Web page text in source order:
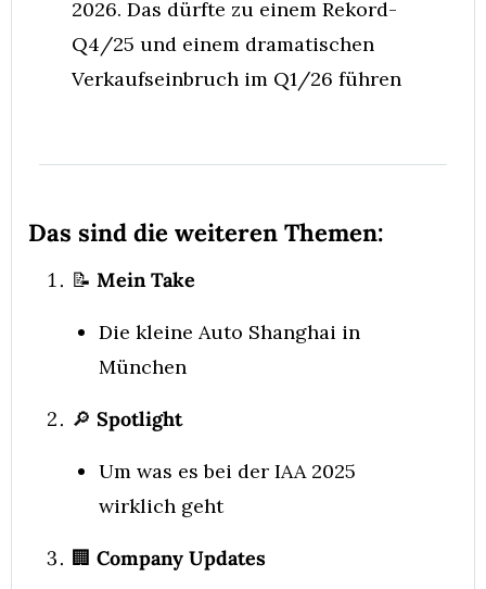
2026. Das dürfte zu einem Rekord-
Q4/25 und einem dramatischen
Verkaufseinbruch im Q1/26 führen
Das sind die weiteren Themen:
📝 Mein Take
Die kleine Auto Shanghai in
München
🔎 Spotlight
Um was es bei der IAA 2025
wirklich geht
🏢 Company Updates